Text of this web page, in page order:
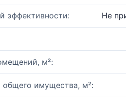
эффективности: Не
м²:
имущества, м²: